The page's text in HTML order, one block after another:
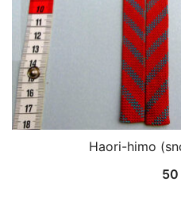
Haori-himo
50